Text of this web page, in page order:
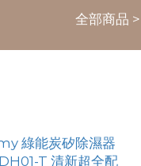
全部商品